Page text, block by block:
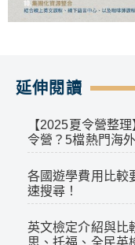
延伸閱讀
【2025夏令營整
令營？5檔熱門海
各國遊學費用比較
速搜尋！
英文檢定介紹與比
思、托福、全民英